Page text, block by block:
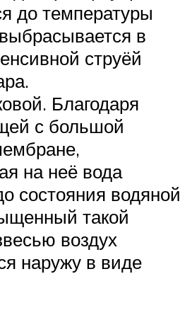
до температуры
в
струёй
Благодаря
с большой
на неё вода
состояния водяной
такой
воздух
наружу в виде